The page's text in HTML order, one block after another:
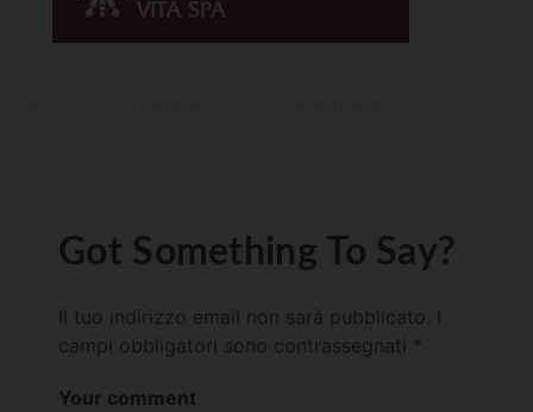
Got Something To Say?
Il tuo indirizzo email non sarà pubblicato.
campi obbligatori sono contrassegnati *
Your comment